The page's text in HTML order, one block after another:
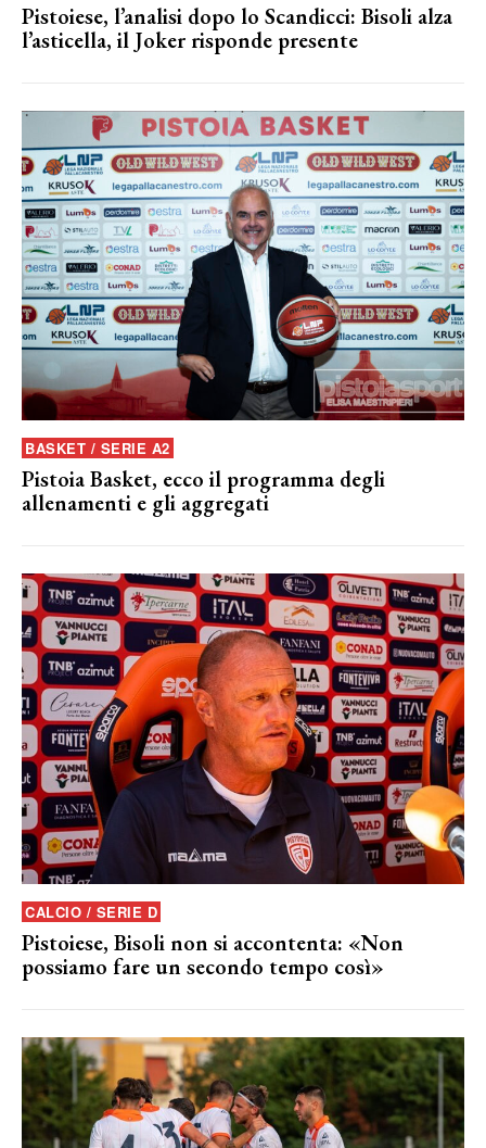
Pistoiese, l’analisi dopo lo Scandicci: Bisoli alza
l’asticella, il Joker risponde presente
BASKET / SERIE A2
Pistoia Basket, ecco il programma degli
allenamenti e gli aggregati
CALCIO / SERIE D
Pistoiese, Bisoli non si accontenta: «Non
possiamo fare un secondo tempo così»